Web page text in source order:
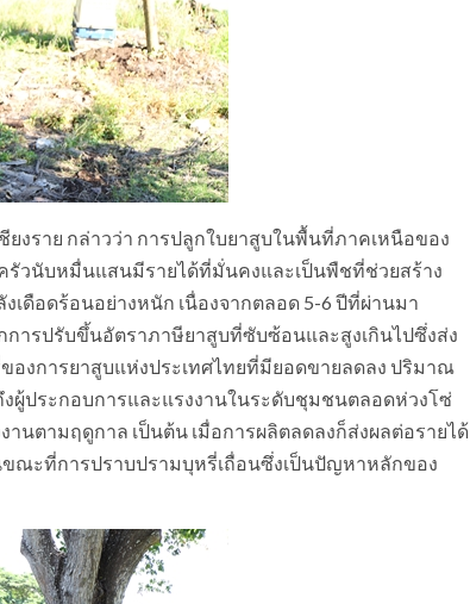
งราย กล่าวว่า การปลูกใบยาสูบในพื้นที่ภาคเหนือของ
วนับหมื่นแสนมีรายได้ที่มั่นคงและเป็นพืชที่ช่วยสร้าง
เดือดร้อนอย่างหนัก เนื่องจากตลอด 5-6 ปีที่ผ่านมา
ารปรับขึ้นอัตราภาษียาสูบที่ซับซ้อนและสูงเกินไปซึ่งส่ง
งการยาสูบแห่งประเทศไทยที่มียอดขายลดลง ปริมาณ
ผู้ประกอบการและแรงงานในระดับชุมชนตลอดห่วงโซ่
านตามฤดูกาล เป็นต้น เมื่อการผลิตลดลงก็ส่งผลต่อรายได้
ณะที่การปราบปรามบุหรี่เถื่อนซึ่งเป็นปัญหาหลักของ